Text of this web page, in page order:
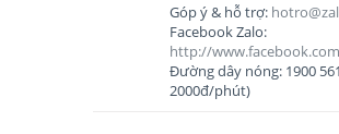
Góp ý & hỗ trợ:
Facebook Zalo:
http://
Đường dây nóng: 1900
2000đ/phút)